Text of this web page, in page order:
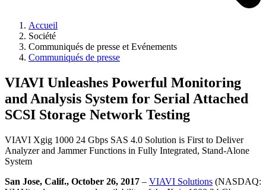
Accueil
Société
Communiqués de presse et Evénements
Communiqués de presse
VIAVI Unleashes Powerful Monitoring
and Analysis System for Serial Attached
SCSI Storage Network Testing
VIAVI Xgig 1000 24 Gbps SAS 4.0 Solution is First to Deliver
Analyzer and Jammer Functions in Fully Integrated, Stand-Alone
System
San Jose, Calif., October 26, 2017 – VIAVI Solutions (NASDAQ: